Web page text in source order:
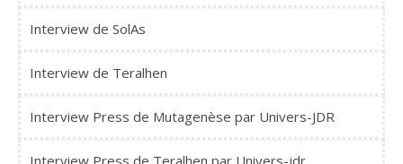
Interview de SolAs
Interview de Teralhen
Interview Press de Mutagenèse par Univers-JDR